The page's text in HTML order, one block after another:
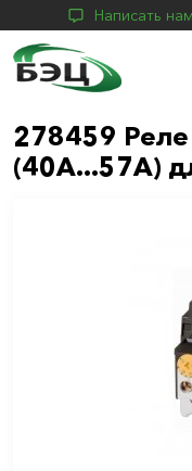
Написать нам
278459
(40А...57А)